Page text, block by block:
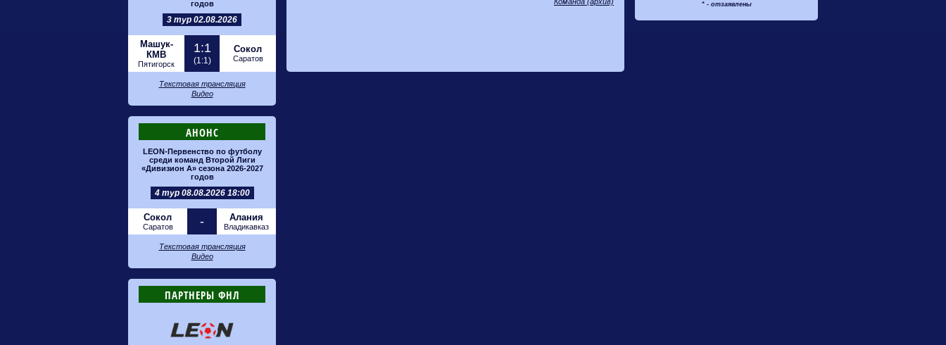
годов
3 тур 02.08.2026
Машук-
КМВ
Пятигорск
1:1
(1:1)
Сокол
Саратов
Текстовая трансляция
Видео
АНОНС
LEON-Первенство по футболу
среди команд Второй Лиги
«Дивизион А» сезона 2026-2027
годов
4 тур 08.08.2026 18:00
Сокол
Саратов - Алания
Владикавказ
Текстовая трансляция
Видео
ПАРТНЕРЫ ФНЛ
* - отзаявлены